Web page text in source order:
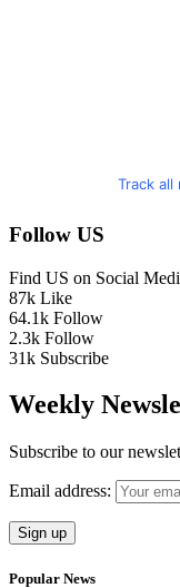
Track all
Follow US
Find US on Social
87k Like
64.1k Follow
2.3k Follow
31k Subscribe
Weekly
Subscribe to our
Email address:
Popular News